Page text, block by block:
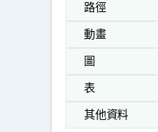
路徑
動畫
圖
表
其他資料